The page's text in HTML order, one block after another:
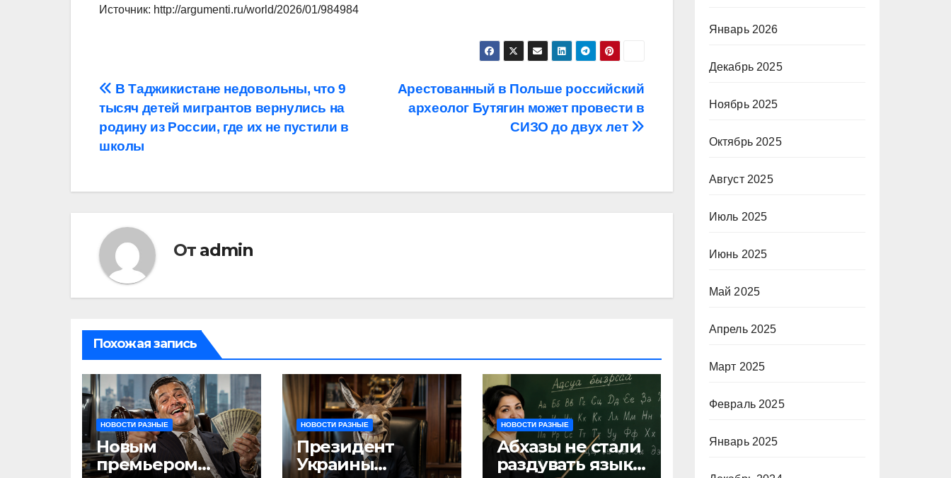
Источник: http://argumenti.ru/world/2026/01/984984
Навигация
по
записям
Арестованный в Польше российский
археолог Бутягин может провести в
СИЗО до двух лет
В Таджикистане недовольны, что 9
тысяч детей мигрантов вернулись на
родину из России, где их не пустили в
школы
От admin
Похожая запись
НОВОСТИ РАЗНЫЕ
Новым
премьером
НОВОСТИ РАЗНЫЕ
Президент
Украины
НОВОСТИ РАЗНЫЕ
Абхазы не стали
раздувать язык
Январь 2026
Декабрь 2025
Ноябрь 2025
Октябрь 2025
Август 2025
Июль 2025
Июнь 2025
Май 2025
Апрель 2025
Март 2025
Февраль 2025
Январь 2025